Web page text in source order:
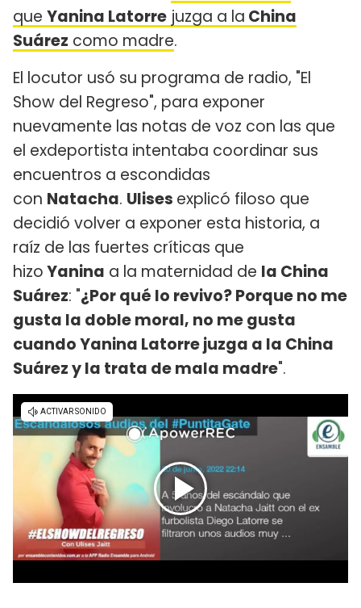
que Yanina Latorre juzga a la China
Suárez como madre.
El locutor usó su programa de radio, "El
Show del Regreso", para exponer
nuevamente las notas de voz con las que
el exdeportista intentaba coordinar sus
encuentros a escondidas
con Natacha. Ulises explicó filoso que
decidió volver a exponer esta historia, a
raíz de las fuertes críticas que
hizoYanina a la maternidad de la China
Suárez: "¿Por qué lo revivo? Porque no me
gusta la doble moral, no me gusta
cuando Yanina Latorre juzga a la China
Suárez y la trata de mala madre".